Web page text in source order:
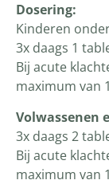
Dosering:
Kinderen
3x daags 1
Bij acute
maximum van
Volwassenen
3x daags 2
Bij acute
maximum van